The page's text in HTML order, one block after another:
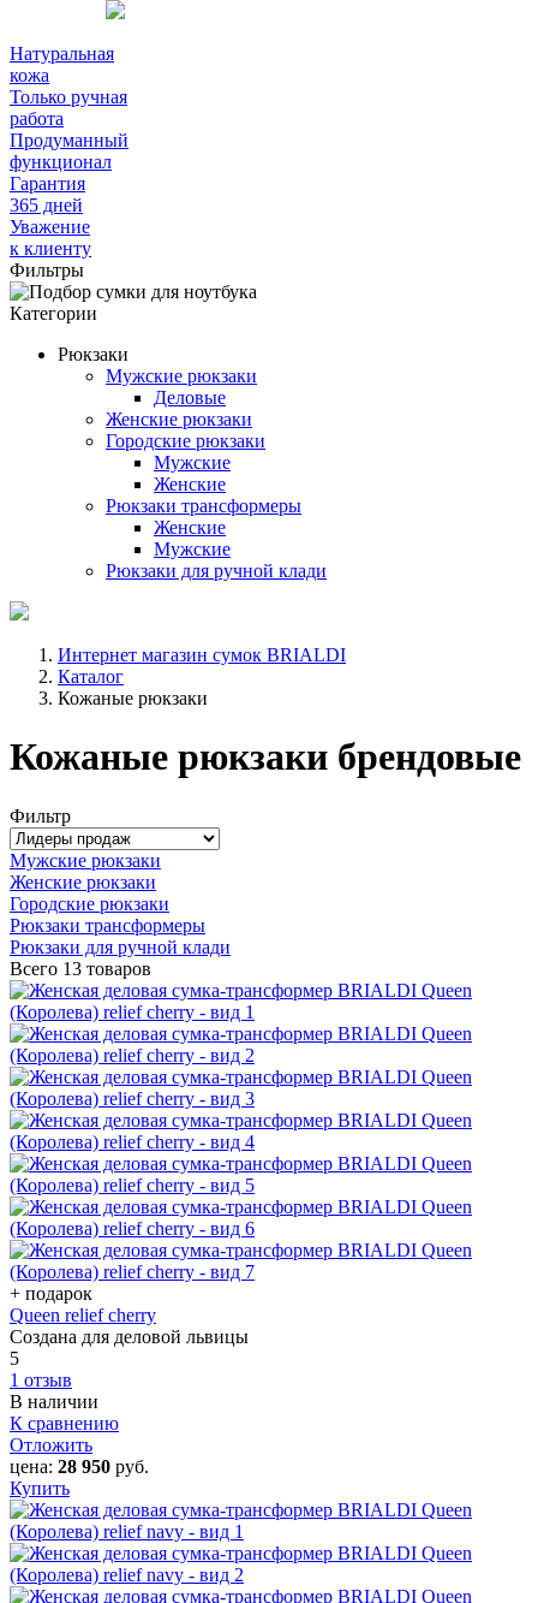
Натуральная
кожа
Только ручная
работа
Продуманный
функционал
Гарантия
365 дней
Уважение
к клиенту
Фильтры
Категории
Рюкзаки
Мужские рюкзаки
Деловые
Женские рюкзаки
Городские рюкзаки
Мужские
Женские
Рюкзаки трансформеры
Женские
Мужские
Рюкзаки для ручной клади
Интернет магазин сумок BRIALDI
Каталог
Кожаные рюкзаки
Кожаные рюкзаки брендовые
Фильтр
Мужские рюкзаки
Женские рюкзаки
Городские рюкзаки
Рюкзаки трансформеры
Рюкзаки для ручной клади
Всего 13 товаров
+ подарок
Queen relief cherry
Создана для деловой львицы
5
1 отзыв
В наличии
К сравнению
Отложить
цена: 28 950 руб.
Купить